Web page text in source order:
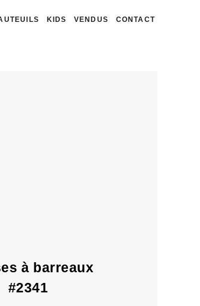
KIDS VENDUS CONTACT
à barreaux
#2341